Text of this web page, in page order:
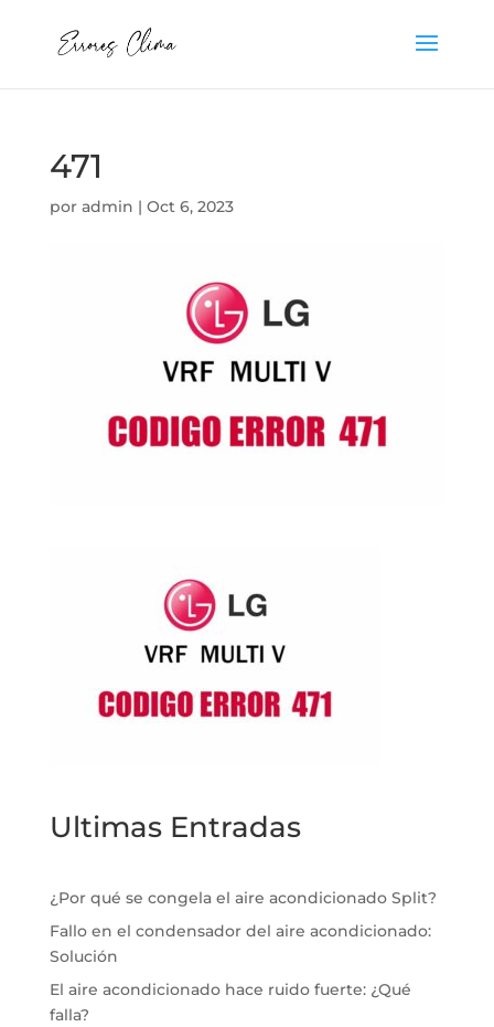
471
por admin | Oct 6, 2023
Ultimas Entradas
¿Por qué se congela el aire acondicionado Split?
Fallo en el condensador del aire acondicionado:
Solución
El aire acondicionado hace ruido fuerte: ¿Qué
falla?